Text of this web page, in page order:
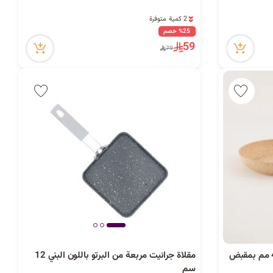
2 كمية متوفرة
7 مشاهدة مؤخراً
2 كمية متوفرة
7 مشاهدة مؤخراً
%25 خصم
59
79
البرتو مقلاة جرانيت 26سم سُمك 4 مم بمقبض
مقلاة جرانيت مربعة من البرتو باللون البني 12
سم